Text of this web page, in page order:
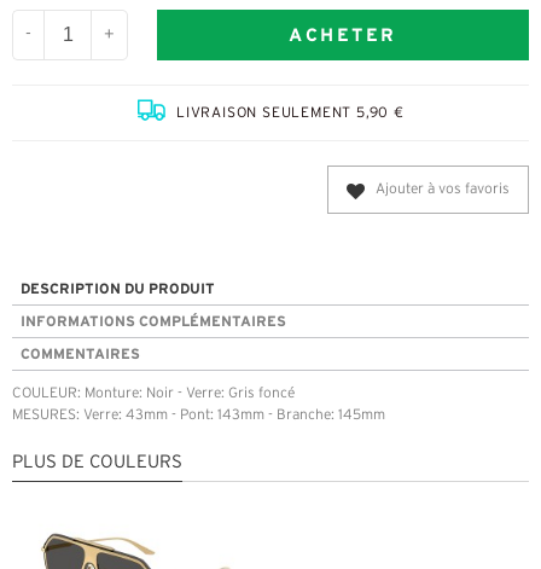
- + ACHETER
LIVRAISON SEULEMENT 5,90 €
Ajouter à vos favoris
DESCRIPTION DU PRODUIT
INFORMATIONS COMPLÉMENTAIRES
COMMENTAIRES
COULEUR: Monture: Noir - Verre: Gris foncé
MESURES: Verre: 43mm - Pont: 143mm - Branche: 145mm
PLUS DE COULEURS